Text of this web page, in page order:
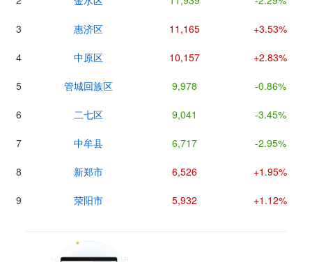
3 惠济区 11,165 +3.53%
4 中原区 10,157 +2.83%
5 管城回族区 9,978 -0.86%
6 二七区 9,041 -3.45%
7 中牟县 6,717 -2.95%
8 新郑市 6,526 +1.95%
9 荥阳市 5,932 +1.12%